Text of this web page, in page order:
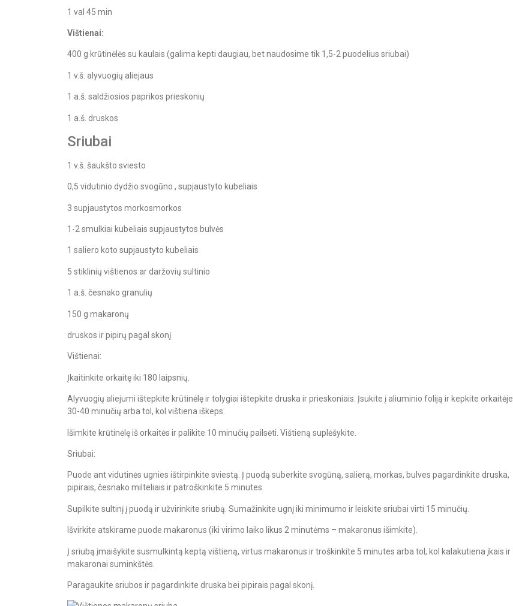
1 val 45 min
Vištienai:
400 g krūtinėlės su kaulais (galima kepti daugiau, bet naudosime tik 1,5-2 puodelius sriubai)
1 v.š. alyvuogių aliejaus
1 a.š. saldžiosios paprikos prieskonių
1 a.š. druskos
Sriubai
1 v.š. šaukšto sviesto
0,5 vidutinio dydžio svogūno , supjaustyto kubeliais
3 supjaustytos morkosmorkos
1-2 smulkiai kubeliais supjaustytos bulvės
1 saliero koto supjaustyto kubeliais
5 stiklinių vištienos ar daržovių sultinio
1 a.š. česnako granulių
150 g makaronų
druskos ir pipirų pagal skonį
Vištienai:
Įkaitinkite orkaitę iki 180 laipsnių.
Alyvuogių aliejumi ištepkite krūtinėlę ir tolygiai ištepkite druska ir prieskoniais. Įsukite į aliuminio foliją ir kepkite orkaitėje
30-40 minučių arba tol, kol vištiena iškeps.
Išimkite krūtinėlę iš orkaitės ir palikite 10 minučių pailsėti. Vištieną suplėšykite.
Sriubai:
Puode ant vidutinės ugnies ištirpinkite sviestą. Į puodą suberkite svogūną, salierą, morkas, bulves pagardinkite druska,
pipirais, česnako milteliais ir patroškinkite 5 minutes.
Supilkite sultinį į puodą ir užvirinkite sriubą. Sumažinkite ugnį iki minimumo ir leiskite sriubai virti 15 minučių.
Išvirkite atskirame puode makaronus (iki virimo laiko likus 2 minutėms – makaronus išimkite).
Į sriubą įmaišykite susmulkintą keptą vištieną, virtus makaronus ir troškinkite 5 minutes arba tol, kol kalakutiena įkais ir
makaronai suminkštės.
Paragaukite sriubos ir pagardinkite druska bei pipirais pagal skonį.